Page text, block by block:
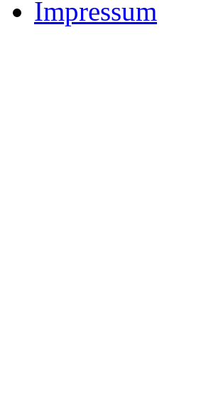
Impressum